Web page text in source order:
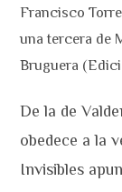
Francisco
una tercera de
Bruguera
De la de
obedece a la
Invisibles